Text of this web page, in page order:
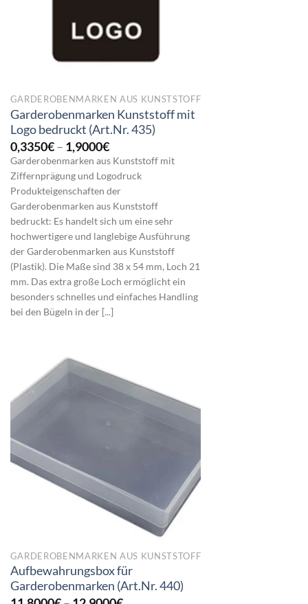
GARDEROBENMARKEN AUS KUNSTSTOFF
Garderobenmarken Kunststoff mit
Logo bedruckt (Art.Nr. 435)
0,3350€ – 1,9000€Preisspanne:
0,3350€
bis
1,9000€
Garderobenmarken aus Kunststoff mit
Ziffernprägung und Logodruck
Produkteigenschaften der
Garderobenmarken aus Kunststoff
bedruckt: Es handelt sich um eine sehr
hochwertigere und langlebige Ausführung
der Garderobenmarken aus Kunststoff
(Plastik). Die Maße sind 38 x 54 mm, Loch 21
mm. Das extra große Loch ermöglicht ein
besonders schnelles und einfaches Handling
bei den Bügeln in der [...]
GARDEROBENMARKEN AUS KUNSTSTOFF
Aufbewahrungsbox für
Garderobenmarken (Art.Nr. 440)